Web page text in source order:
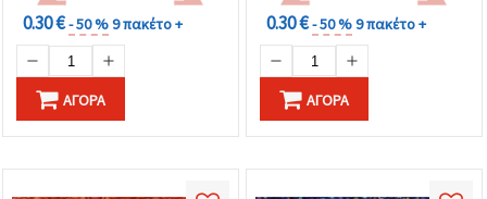
0.30 €- 50 %9 πακέτο +
ΑΓΟΡΆ
0.30 €- 50 %9 πακέτο +
ΑΓΟΡΆ